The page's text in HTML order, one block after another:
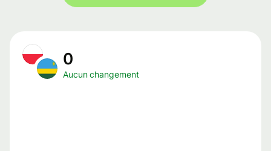
0
Aucun changement